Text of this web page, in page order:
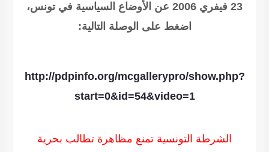
23 فيفري 2006 عن الأوضاع السياسية في تونس،
اضغط على الوصلة التالية:
http://pdpinfo.org/mcgallerypro/show.php?
start=0&id=54&video=1
الشرطة التونسية تمنع مظاهرة تطالب بحرية